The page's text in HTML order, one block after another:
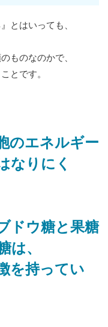
とはいっても、
ものなのかで、
とです。
のエネルギー
なりにく
ドウ糖と果糖
は、
を持ってい